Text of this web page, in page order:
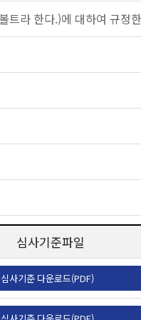
트라 한다.)에 대하여 규정
심사기준파일
심사기준 다운로드(PDF)